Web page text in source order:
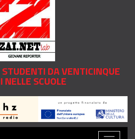
DA VENTICINQUE
NELLE SCUOLE